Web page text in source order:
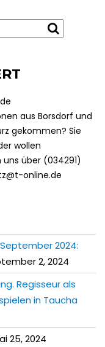
aus Borsdorf und
gekommen? Sie
wollen
über (034291)
online.de
2024:
2, 2024
Regisseur als
in Taucha
25, 2024